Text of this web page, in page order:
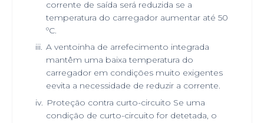
corrente de saída será reduzida se a
temperatura do carregador aumentar até 50
ºC.
iii. A ventoinha de arrefecimento integrada
mantêm uma baixa temperatura do
carregador em condições muito exigentes
eevita a necessidade de reduzir a corrente.
iv. Proteção contra curto-circuito Se uma
condição de curto-circuito for detetada, o